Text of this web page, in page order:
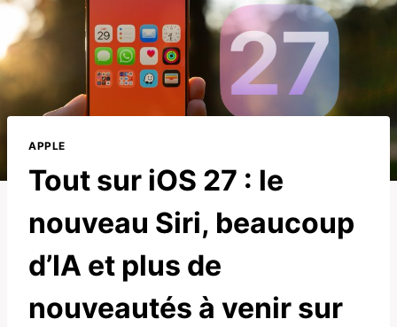
APPLE
Tout sur iOS 27 : le
nouveau Siri, beaucoup
d’IA et plus de
nouveautés à venir sur